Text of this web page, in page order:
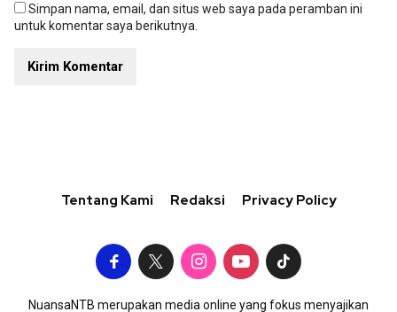
Simpan nama, email, dan situs web saya pada peramban ini
untuk komentar saya berikutnya.
Tentang Kami Redaksi Privacy Policy
NuansaNTB merupakan media online yang fokus menyajikan